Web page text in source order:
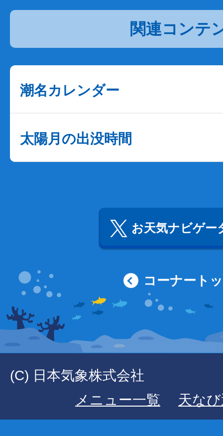
関連コンテ
潮名カレンダー
太陽月の出没時間
お天気ナビゲー
コーナート
(C) 日本気象株式会社
メニュー一覧
天な